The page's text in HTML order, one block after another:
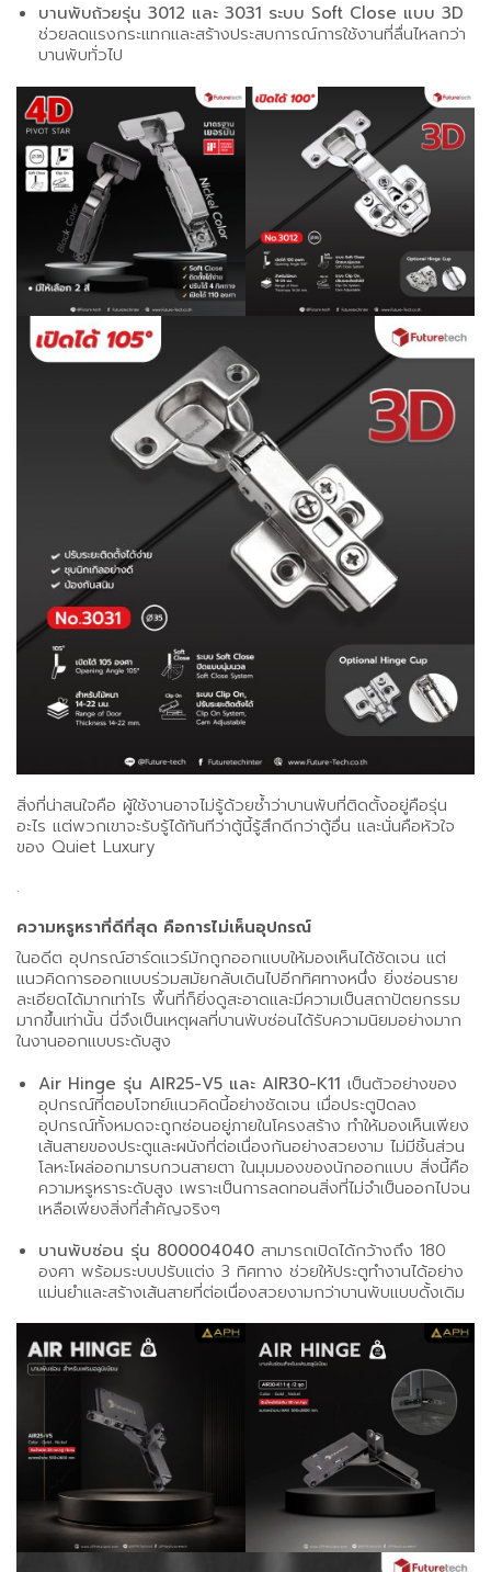
บานพับถ้วยรุ่น 3012 และ 3031 ระบบ Soft Close แบบ 3D
ช่วยลดแรงกระแทกและสร้างประสบการณ์การใช้งานที่ลื่นไหลกว่า
บานพับทั่วไป
สิ่งที่น่าสนใจคือ ผู้ใช้งานอาจไม่รู้ด้วยซ้ำว่าบานพับที่ติดตั้งอยู่คือรุ่น
อะไร แต่พวกเขาจะรับรู้ได้ทันทีว่าตู้นี้รู้สึกดีกว่าตู้อื่น และนั่นคือหัวใจ
ของ Quiet Luxury
.
ความหรูหราที่ดีที่สุด คือการไม่เห็นอุปกรณ์
ในอดีต อุปกรณ์ฮาร์ดแวร์มักถูกออกแบบให้มองเห็นได้ชัดเจน แต่
แนวคิดการออกแบบร่วมสมัยกลับเดินไปอีกทิศทางหนึ่ง ยิ่งซ่อนราย
ละเอียดได้มากเท่าไร พื้นที่ก็ยิ่งดูสะอาดและมีความเป็นสถาปัตยกรรม
มากขึ้นเท่านั้น นี่จึงเป็นเหตุผลที่บานพับซ่อนได้รับความนิยมอย่างมาก
ในงานออกแบบระดับสูง
Air Hinge รุ่น AIR25-V5 และ AIR30-K11 เป็นตัวอย่างของ
อุปกรณ์ที่ตอบโจทย์แนวคิดนี้อย่างชัดเจน เมื่อประตูปิดลง
อุปกรณ์ทั้งหมดจะถูกซ่อนอยู่ภายในโครงสร้าง ทำให้มองเห็นเพียง
เส้นสายของประตูและผนังที่ต่อเนื่องกันอย่างสวยงาม ไม่มีชิ้นส่วน
โลหะโผล่ออกมารบกวนสายตา ในมุมมองของนักออกแบบ สิ่งนี้คือ
ความหรูหราระดับสูง เพราะเป็นการลดทอนสิ่งที่ไม่จำเป็นออกไปจน
เหลือเพียงสิ่งที่สำคัญจริงๆ
บานพับซ่อน รุ่น 800004040สามารถเปิดได้กว้างถึง 180
องศา พร้อมระบบปรับแต่ง 3 ทิศทาง ช่วยให้ประตูทำงานได้อย่าง
แม่นยำและสร้างเส้นสายที่ต่อเนื่องสวยงามกว่าบานพับแบบดั้งเดิม